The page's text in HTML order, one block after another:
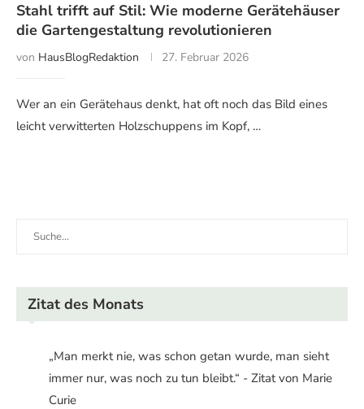
Stahl trifft auf Stil: Wie moderne Gerätehäuser
die Gartengestaltung revolutionieren
von HausBlogRedaktion 27. Februar 2026
Wer an ein Gerätehaus denkt, hat oft noch das Bild eines
leicht verwitterten Holzschuppens im Kopf, …
Zitat des Monats
„Man merkt nie, was schon getan wurde, man sieht
immer nur, was noch zu tun bleibt.“ - Zitat von Marie
Curie